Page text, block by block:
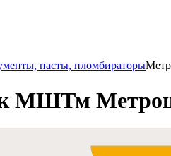
пасты, пломбираторы
МШТм